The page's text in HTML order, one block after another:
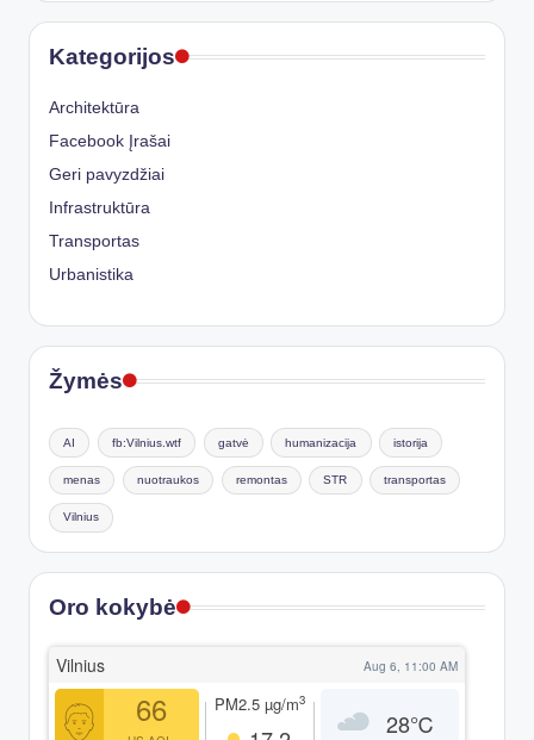
Kategorijos
Architektūra
Facebook Įrašai
Geri pavyzdžiai
Infrastruktūra
Transportas
Urbanistika
Žymės
AI fb:Vilnius.wtf gatvė humanizacija istorija
menas nuotraukos remontas STR transportas
Vilnius
Oro kokybė
Vilnius Aug 6, 11:00 AM
66 PM2.5 µg/m3
28℃